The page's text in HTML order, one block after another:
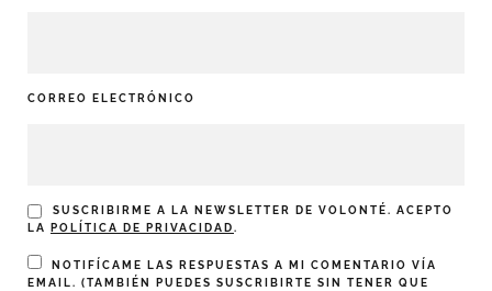
CORREO ELECTRÓNICO
SUSCRIBIRME A LA NEWSLETTER DE VOLONTÉ. ACEPTO
LA
POLÍTICA DE PRIVACIDAD.
NOTIFÍCAME LAS RESPUESTAS A MI COMENTARIO VÍA
EMAIL. (TAMBIÉN PUEDES SUSCRIBIRTE SIN TENER QUE